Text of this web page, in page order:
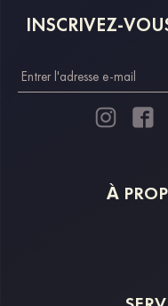
INSCRIVEZ-
À